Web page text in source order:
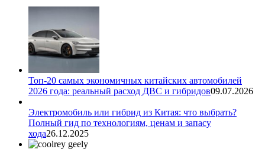
Топ-20 самых экономичных китайских автомобилей
2026 года: реальный расход ДВС и гибридов09.07.2026
Электромобиль или гибрид из Китая: что выбрать?
Полный гид по технологиям, ценам и запасу
хода26.12.2025